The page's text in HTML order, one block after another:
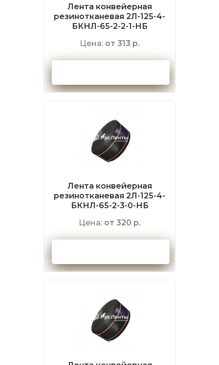
Лента конвейерная
резинотканевая 2Л-125-4-
БКНЛ-65-2-2-1-НБ
Цена: от 313 р.
Лента конвейерная
резинотканевая 2Л-125-4-
БКНЛ-65-2-3-0-НБ
Цена: от 320 р.